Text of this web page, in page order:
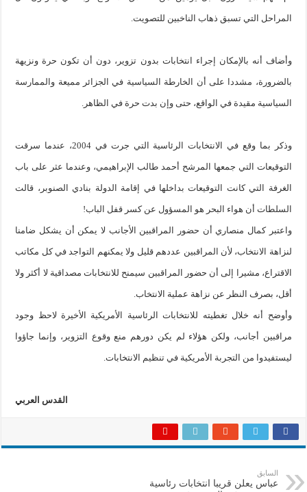
المراحل التي تسبق ذهاب الناخبين للتصويت.
وأضاف أنه بالإمكان إجراء انتخابات بدون تزوير، دون أن تكون حرة ونزيهة
بالضرورة، مشددا على أن الخارطة السياسية في الجزائر مميعة والممارسة
السياسية مقيدة في الواقع، حتى وإن بدت حرة في الظاهر.
وذكر بما وقع في الانتخابات الرئاسية التي جرت في 2004، عندما سرقت
التوقيعات التي جمعها المرشح أحمد طالب الإبراهيمي، وعندما عثر على باب
الغرفة التي كانت التوقيعات بداخلها في إقامة الدولة بنادي الصنوبر، قالت
السلطات أن هواء البحر هو المسؤول عن كسر قفل الباب!
واعتبر كمال منصاري أن حضور المراقبين الأجانب لا يمكن أن يشكل ضامنا
لنزاهة الانتخاب، لأن المراقبين عددهم قليل ولا يمكنهم التواجد في كل مكاتب
الاقتراع، مشيرا إلى أن حضور المراقبين سيمنح للانتخابات مصداقية لا أكثر ولا
أقل، بصرف النظر عن نزاهة عملية الانتخاب.
وأوضح أنه خلال تغطيته للانتخابات الرئاسية الأمريكية الأخيرة لاحظ وجود
مراقبين أجانب، ولكن هؤلاء لم يكن دورهم منع وقوع التزوير، وإنما جاؤوا
ليستفيدوا من التجربة الأمريكية في تنظيم الانتخابات.
القدس العربي
السابق
عباس يعلن قريبا انتخابات رئاسية